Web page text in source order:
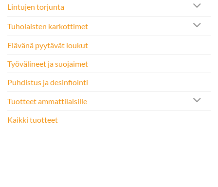
Lintujen torjunta
Tuholaisten karkottimet
Elävänä pyytävät loukut
Työvälineet ja suojaimet
Puhdistus ja desinfiointi
Tuotteet ammattilaisille
Kaikki tuotteet